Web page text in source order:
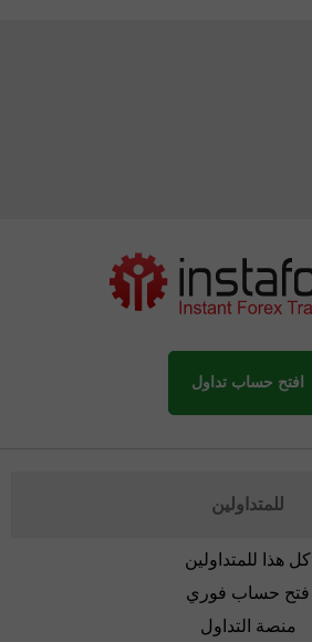
افتح حساب تداول
للمتداولين
كل هذا للمتداولين
فتح حساب فوري
منصة التداول